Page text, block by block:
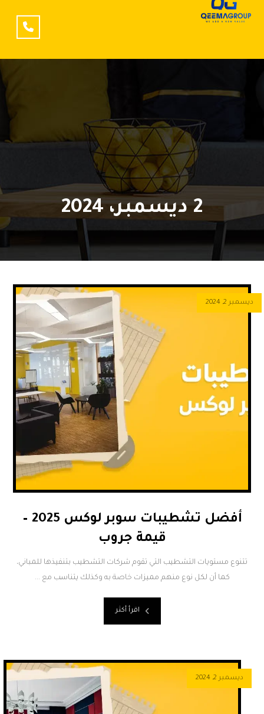
2 ديسمبر، 2024
أفضل تشطيبات سوبر لوكس 2025 –
قيمة جروب
ديسمبر 2, 2024
تتنوع مستويات التشطيب التي تقوم شركات التشطيب بتنفيذها للمباني،
كما أن لكل نوع منهم مميزات خاصة به وكذلك يتناسب مع ...
اقرأ أكثر
ديسمبر 2, 2024